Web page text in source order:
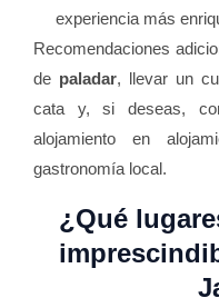
experiencia más
Recomendaciones
de paladar, llevar un
cata y, si deseas,
alojamiento en
gastronomía local.
¿Qué